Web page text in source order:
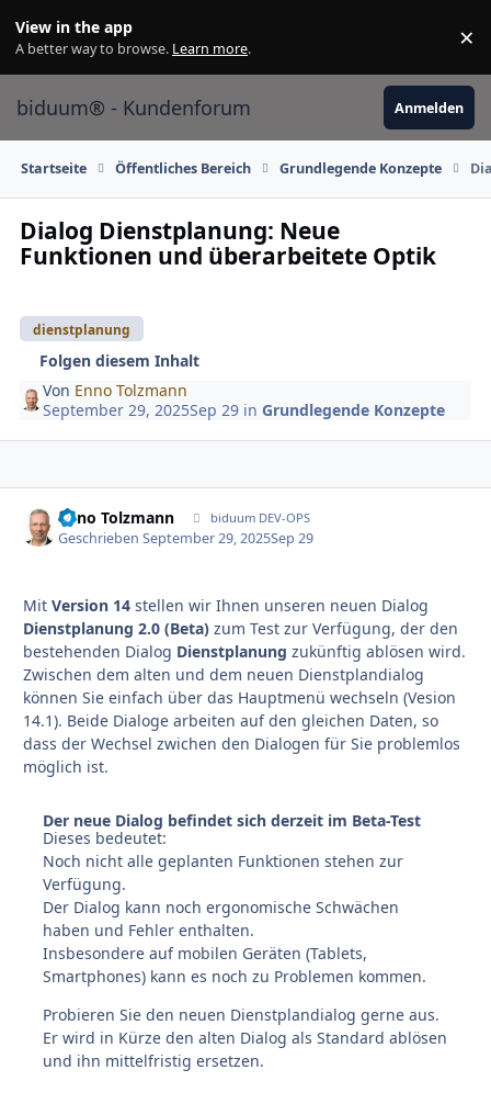
View in the app
A better way to browse. Learn more. ×
biduum® - Kundenforum Anmelden
Startseite Öffentliches Bereich Grundlegende Konzepte
Dialog Dienstplanung: Neue
Funktionen und überarbeitete Optik
dienstplanung
Folgen diesem Inhalt
Von Enno Tolzmann
September 29, 2025Sep 29 inGrundlegende Konzepte
Enno Tolzmann biduum DEV-OPS
GeschriebenSeptember 29, 2025Sep 29
Mit Version 14 stellen wir Ihnen unseren neuen Dialog
Dienstplanung 2.0 (Beta) zum Test zur Verfügung, der den
bestehenden Dialog Dienstplanung zukünftig ablösen wird.
Zwischen dem alten und dem neuen Dienstplandialog
können Sie einfach über das Hauptmenü wechseln (Vesion
14.1). Beide Dialoge arbeiten auf den gleichen Daten, so
dass der Wechsel zwichen den Dialogen für Sie problemlos
möglich ist.
Der neue Dialog befindet sich derzeit im Beta-Test
Dieses bedeutet:
Noch nicht alle geplanten Funktionen stehen zur
Verfügung.
Der Dialog kann noch ergonomische Schwächen
haben und Fehler enthalten.
Insbesondere auf mobilen Geräten (Tablets,
Smartphones) kann es noch zu Problemen kommen.
Probieren Sie den neuen Dienstplandialog gerne aus.
Er wird in Kürze den alten Dialog als Standard ablösen
und ihn mittelfristig ersetzen.